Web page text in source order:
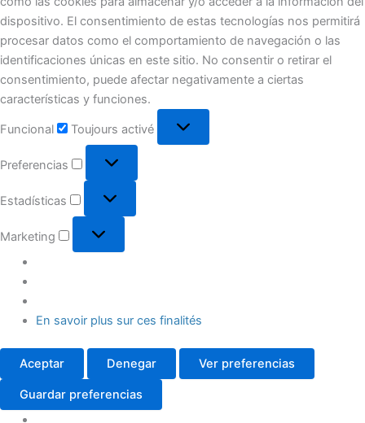
dispositivo. El consentimiento de estas tecnologías nos permitirá
procesar datos como el comportamiento de navegación o las
identificaciones únicas en este sitio. No consentir o retirar el
consentimiento, puede afectar negativamente a ciertas
características y funciones.
Funcional Toujours activé
Preferencias
Estadísticas
Marketing
En savoir plus sur ces finalités
Aceptar Denegar Ver preferencias
Guardar preferencias